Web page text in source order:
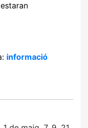
informació